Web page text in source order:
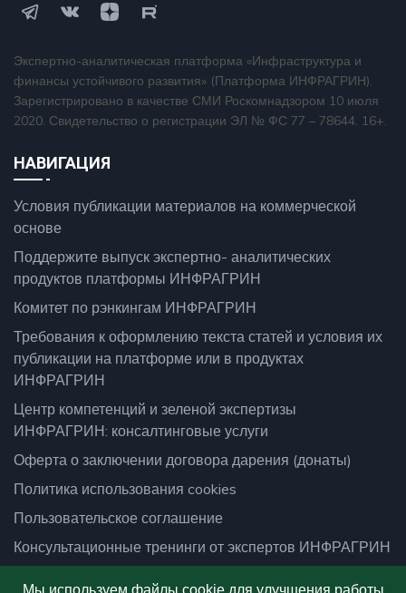
Экспертно-аналитическая платформа «Инфраструктура и
финансы устойчивого развития» (Платформа ИНФРАГРИН).
Зарегистрировано в качестве СМИ Роскомнадзором 10 июля
2020. Свидетельство о регистрации ЭЛ № ФС 77 – 78644. 16+.
НАВИГАЦИЯ
Условия публикации материалов на коммерческой
основе
Поддержите выпуск экспертно- аналитических
продуктов платформы ИНФРАГРИН
Комитет по рэнкингам ИНФРАГРИН
Требования к оформлению текста статей и условия их
публикации на платформе или в продуктах
ИНФРАГРИН
Центр компетенций и зеленой экспертизы
ИНФРАГРИН: консалтинговые услуги
Оферта о заключении договора дарения (донаты)
Политика использования cookies
Пользовательское соглашение
Консультационные тренинги от экспертов ИНФРАГРИН
Мы используем файлы cookie для улучшения работы